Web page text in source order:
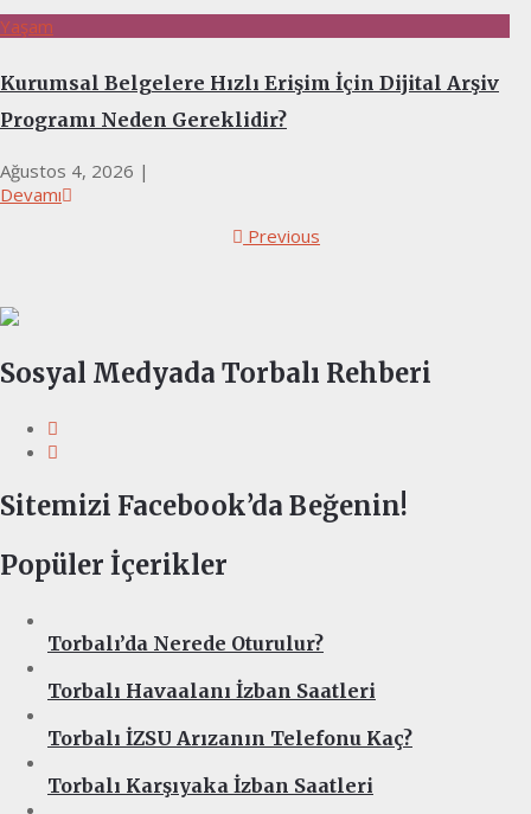
Yaşam
Kurumsal Belgelere Hızlı Erişim İçin Dijital Arşiv
Programı Neden Gereklidir?
Ağustos 4, 2026 |
Devamı
Previous
Sosyal Medyada Torbalı Rehberi
Sitemizi Facebook’da Beğenin!
Popüler İçerikler
Torbalı’da Nerede Oturulur?
Torbalı Havaalanı İzban Saatleri
Torbalı İZSU Arızanın Telefonu Kaç?
Torbalı Karşıyaka İzban Saatleri